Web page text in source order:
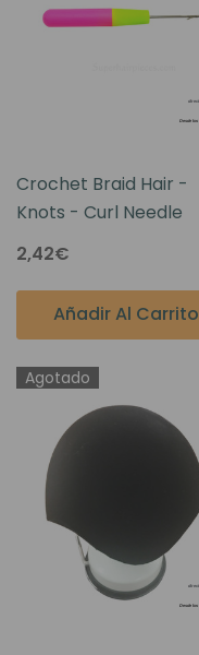
Crochet Braid Hair -
Knots - Curl Needle
2,42€
Añadir Al Carrito
Agotado